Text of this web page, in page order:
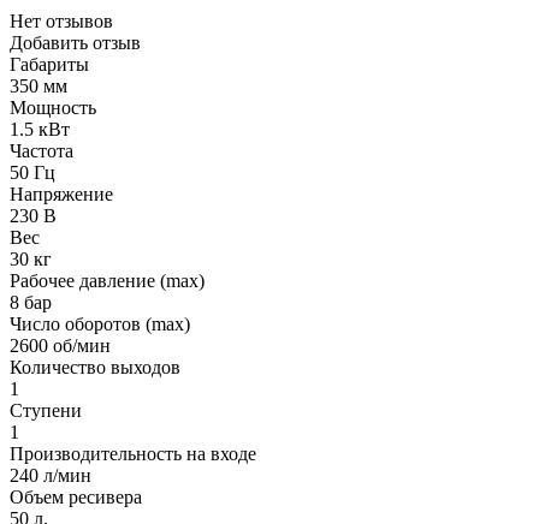
Нет отзывов
Добавить отзыв
Габариты
350 мм
Мощность
1.5 кВт
Частота
50 Гц
Напряжение
230 В
Вес
30 кг
Рабочее давление (max)
8 бар
Число оборотов (max)
2600 об/мин
Количество выходов
1
Ступени
1
Производительность на входе
240 л/мин
Объем ресивера
50 л.